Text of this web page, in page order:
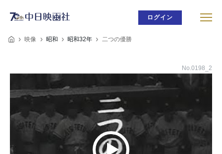
ログイン
映像 昭和 昭和32年 二つの優勝
No.0198_2